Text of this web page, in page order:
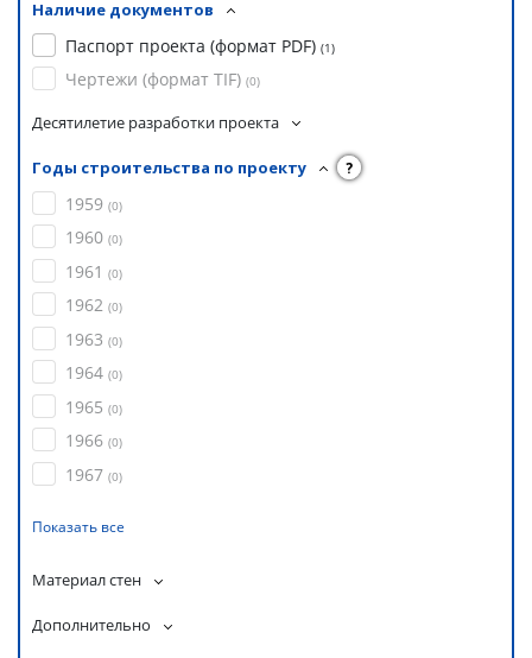
Наличие документов
Паспорт проекта (формат PDF) (1)
Чертежи (формат TIF) (0)
Десятилетие разработки проекта
Годы строительства по проекту ?
1959 (0)
1960 (0)
1961 (0)
1962 (0)
1963 (0)
1964 (0)
1965 (0)
1966 (0)
1967 (0)
Показать все
Материал стен
Дополнительно